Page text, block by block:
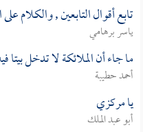
تابع أقوال التابعين , والكلام على
ياسر برهامي
ما جاء أن الملائكة لا تدخل
أحمد حطيبة
يا مركزي
أبو عبد الملك